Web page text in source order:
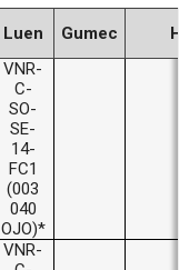
Luen Gumec
VNR-
C-
SO-
SE-
14-
FC1
(003
040
OJO)*
VNR-